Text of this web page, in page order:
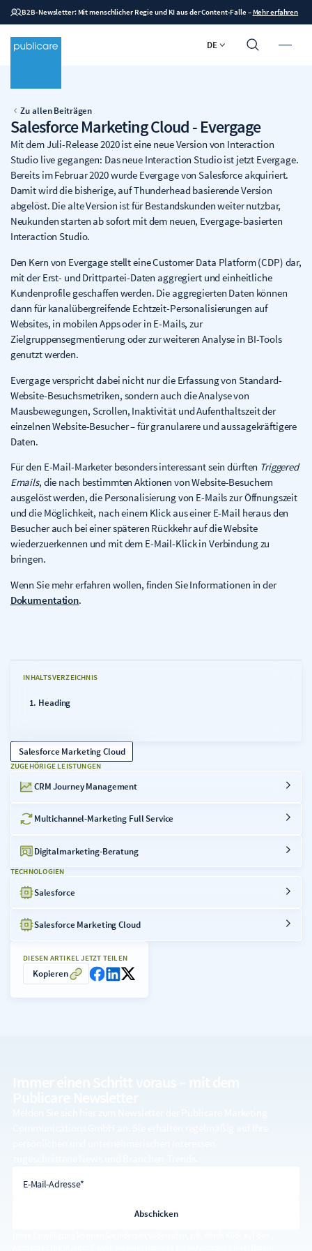
B2B-Newsletter: Mit menschlicher Regie und KI aus der Content-Falle– Mehr erfahren
DE
Zu allen Beiträgen
Salesforce Marketing Cloud - Evergage
Mit dem Juli-Release 2020 ist eine neue Version von Interaction
Studio live gegangen: Das neue Interaction Studio ist jetzt Evergage.
Bereits im Februar 2020 wurde Evergage von Salesforce akquiriert.
Damit wird die bisherige, auf Thunderhead basierende Version
abgelöst. Die alte Version ist für Bestandskunden weiter nutzbar,
Neukunden starten ab sofort mit dem neuen, Evergage-basierten
Interaction Studio.
Den Kern von Evergage stellt eine Customer Data Platform (CDP) dar,
mit der Erst- und Drittpartei-Daten aggregiert und einheitliche
Kundenprofile geschaffen werden. Die aggregierten Daten können
dann für kanalübergreifende Echtzeit-Personalisierungen auf
Websites, in mobilen Apps oder in E-Mails, zur
Zielgruppensegmentierung oder zur weiteren Analyse in BI-Tools
genutzt werden.
Evergage verspricht dabei nicht nur die Erfassung von Standard-
Website-Besuchsmetriken, sondern auch die Analyse von
Mausbewegungen, Scrollen, Inaktivität und Aufenthaltszeit der
einzelnen Website-Besucher – für granularere und aussagekräftigere
Daten.
Für den E-Mail-Marketer besonders interessant sein dürften Triggered
Emails, die nach bestimmten Aktionen von Website-Besuchern
ausgelöst werden, die Personalisierung von E-Mails zur Öffnungszeit
und die Möglichkeit, nach einem Klick aus einer E-Mail heraus den
Besucher auch bei einer späteren Rückkehr auf die Website
wiederzuerkennen und mit dem E-Mail-Klick in Verbindung zu
bringen.
Wenn Sie mehr erfahren wollen, finden Sie Informationen in der
Dokumentation.
DIESEN ARTIKEL JETZT TEILEN
Kopieren
INHALTSVERZEICHNIS
Heading
ZUGEHÖRIGE LEISTUNGEN
CRM Journey Management
Multichannel-Marketing Full Service
Digitalmarketing-Beratung
TECHNOLOGIEN
Salesforce
Salesforce Marketing Cloud
Salesforce Marketing Cloud
E-Mail-Adresse*